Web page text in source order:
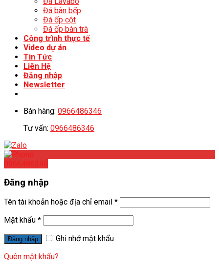
Đá bàn bếp
Đá ốp cột
Đá ốp bàn trà
Công trình thực tế
Video dự án
Tin Tức
Liên Hệ
Đăng nhập
Newsletter
Bán hàng: 0966486346
Tư vấn: 0966486346
0966486346
Đăng nhập
Tên tài khoản hoặc địa chỉ email *
Mật khẩu *
Đăng nhập
Ghi nhớ mật khẩu
Quên mật khẩu?